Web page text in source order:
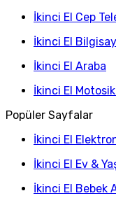
İkinci El Cep
İkinci El
İkinci El Araba
İkinci El
Popüler Sayfalar
İkinci El
İkinci El Ev &
İkinci El Bebek